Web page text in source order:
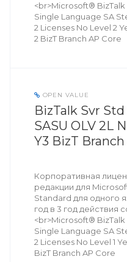
<br>Microsoft®
Single Language SA
2 Licenses No Level 2
2 BizT Branch AP Core
OPEN VALUE
BizTalk Svr
SASU OLV 2L
Y3 BizT Branch
Корпоративная
редакции для
Standard для одного
год в 3 год действия
<br>Microsoft®
Single Language SA
2 Licenses No Level 1
BizT Branch AP Core